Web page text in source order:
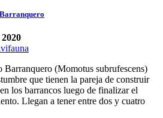
2020
Barranquero (Momotus subrufescens)
que tienen la pareja de construir
los barrancos luego de finalizar el
Llegan a tener entre dos y cuatro